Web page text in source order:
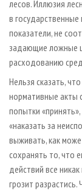
лесов. Иллюзия
в
показатели, не
задающие ложные
расходованию
Нельзя сказать,
нормативные акты
попытки
«наказать за
выживать, как
сохранять то, что
действий все
грозит